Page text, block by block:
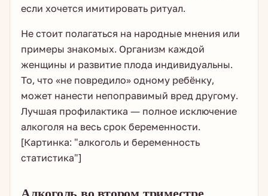
если хочется имитировать ритуал.
Не стоит полагаться на народные мнения или
примеры знакомых. Организм каждой
женщины и развитие плода индивидуальны.
То, что «не повредило» одному ребёнку,
может нанести непоправимый вред другому.
Лучшая профилактика — полное исключение
алкоголя на весь срок беременности.
[Картинка: "алкоголь и беременность
статистика"]